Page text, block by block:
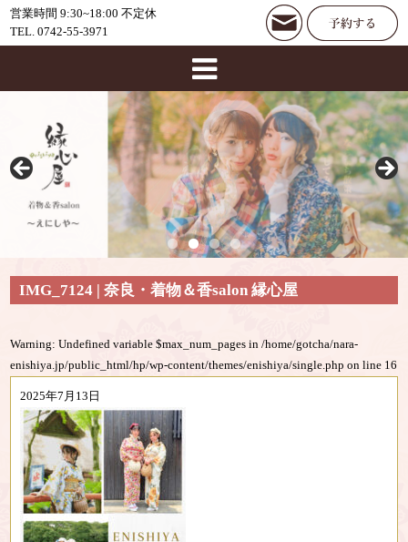
営業時間 9:30~18:00 不定休
TEL. 0742-55-3971
IMG_7124 | 奈良・着物＆香salon 縁心屋
Warning: Undefined variable $max_num_pages in/home/gotcha/nara-
enishiya.jp/public_html/hp/wp-content/themes/enishiya/single.php on line 16
2025年7月13日